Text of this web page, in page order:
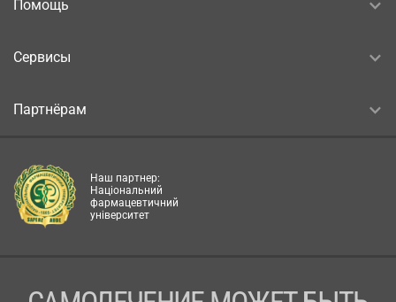
Помощь
Сервисы
Партнёрам
Наш партнер:
Національний
фармацевтичний
університет